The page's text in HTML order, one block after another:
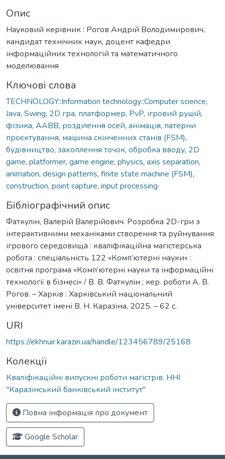
Опис
Науковий керівник : Рогов Андрій Володимирович,
кандидат технічних наук, доцент кафедри
інформаційних технологій та математичного
моделювання
Ключові слова
TECHNOLOGY::Information technology::Computer science,
Java, Swing, 2D гра, платформер, PvP, ігровий рушій,
фізика, AABB, розділення осей, анімація, патерни
проєктування, машина скінченних станів (FSM),
будівництво, захоплення точок, обробка вводу, 2D
game, platformer, game engine, physics, axis separation,
animation, design patterns, finite state machine (FSM),
construction, point capture, input processing
Бібліографічний опис
Фаткулін, Валерій Валерійович. Розробка 2D-гри з
інтерактивними механіками створення та руйнування
ігрового середовища : кваліфікаційна магістерська
робота : спеціальність 122 «Комп’ютерні науки» :
освітня програма «Комп’ютерні науки та інформаційні
технології в бізнесі» / В. В. Фаткулін ; кер. роботи А. В.
Рогов. – Харків : Харківський національний
університет імені В. Н. Каразіна, 2025. – 62 с.
URI
https://ekhnuir.karazin.ua/handle/123456789/25168
Колекції
Кваліфікаційні випускні роботи магістрів. ННІ
"Каразінський банківський інститут"
Повна інформація про документ
Google Scholar